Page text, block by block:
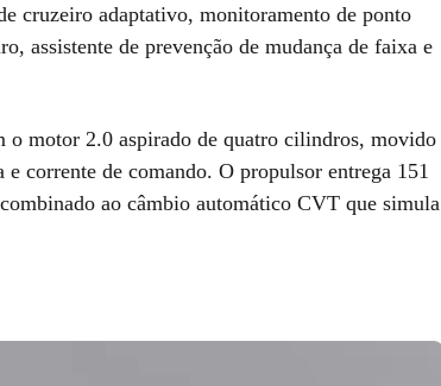
cruzeiro adaptativo, monitoramento de ponto
assistente de prevenção de mudança de faixa e
o motor 2.0 aspirado de quatro cilindros, movido
corrente de comando. O propulsor entrega 151
ao câmbio automático CVT que simula